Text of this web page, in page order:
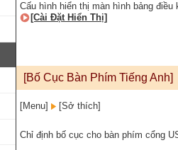
Cấu hình hiển thị màn hình bảng điều
[Cài Đặt Hiển Thị]
[Bố Cục Bàn Phím Tiếng Anh]
[Menu] [Sở thích]
Chỉ định bố cục cho bàn phím cổng